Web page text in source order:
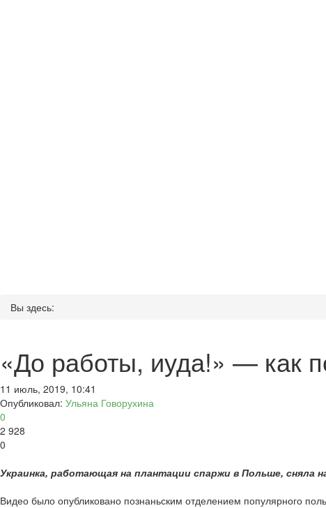
Вы здесь:
«До работы, иуда!» — как
11 июль, 2019, 10:41
Опубликовал: Ульяна Говорухина
0
2 928
0
Украинка, работающая на плантации спаржи в Польше, сняла
Видео было опубликовано познаньским отделением популярного